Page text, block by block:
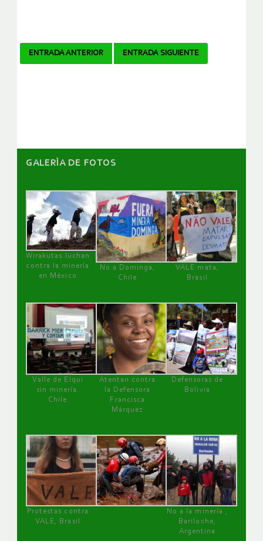
Navegador
ENTRADA ANTERIOR ENTRADA SIGUIENTE
GALERÌA DE FOTOS
Wirakutas luchan
contra la minería
en México
No a Dominga,
Chile
VALE mata,
Brasil
Valle de Elqui
sin minería.
Chile
Atentan contra
la Defensora
Francisca
Márquez
Defensoras de
Bolivia
Protestas contra
VALE, Brasil
No a la minería ,
Bariloche,
Argentina